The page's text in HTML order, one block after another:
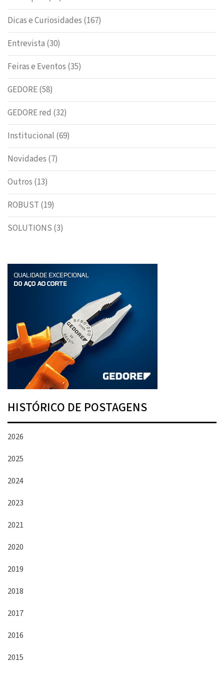
Dicas e Curiosidades (167)
Entrevista (30)
Feiras e Eventos (35)
GEDORE(58)
GEDORE red (32)
Institucional (69)
Novidades (7)
Outros (13)
ROBUST (19)
SOLUTIONS (3)
HISTÓRICO DE POSTAGENS
2026
2025
2024
2023
2021
2020
2019
2018
2017
2016
2015